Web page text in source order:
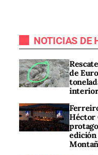
NOTICIAS DE
de
interior
Héctor
edición